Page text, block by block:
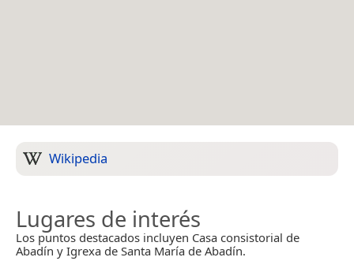
Wikipedia
Lugares de interés
Los puntos destacados incluyen Casa consistorial de
Abadín y Igrexa de Santa María de Abadín.